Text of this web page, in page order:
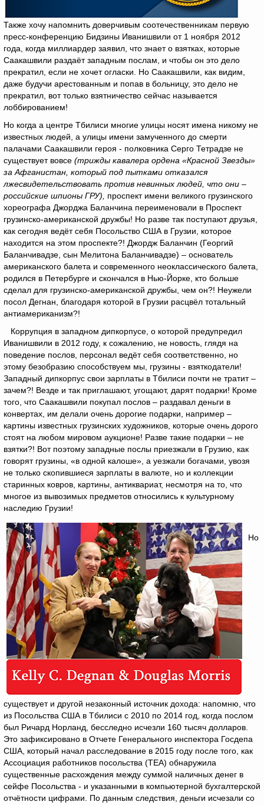
Также хочу напомнить доверчивым соотечественникам первую
пресс-конференцию Бидзины Иванишвили от 1 ноября 2012
года, когда миллиардер заявил, что знает о взятках, которые
Саакашвили раздаёт западным послам, и чтобы он это дело
прекратил, если не хочет огласки. Но Саакашвили, как видим,
даже будучи арестованным и попав в больницу, это дело не
прекратил, вот только взятничество сейчас называется
лоббированием!
Но когда а центре Тбилиси многие улицы носят имена никому не
известных людей, а улицы имени замученного до смерти
палачами Саакашвили героя - полковника Серго Тетрадзе не
существует вовсе (трижды кавалера ордена «Красной Звезды»
за Афганистан, который под пытками отказался
лжесвидетельствовать против невинных людей, что они –
российские шпионы ГРУ),
проспект имени великого грузинского
хореографа Джорджа Баланчина переименовали в Проспект
грузинско-американской дружбы! Но разве так поступают друзья,
как сегодня ведёт себя Посольство США в Грузии, которое
находится на этом проспекте?! Джордж Баланчин (Георгий
Баланчивадзе, сын Мелитона Баланчивадзе) – основатель
американского балета и современного неоклассического балета,
родился в Петербурге и скончался в Нью-Йорке, кто больше
сделал для грузинско-американской дружбы, чем он?! Неужели
посол Дегнан, благодаря которой в Грузии расцвёл тотальный
антиамериканизм?!
Коррупция в западном дипкорпусе, о которой предупредил
Иванишвили в 2012 году, к сожалению, не новость, глядя на
поведение послов, персонал ведёт себя соответственно, но
этому безобразию способствуем мы, грузины - взяткодатели!
Западный дипкорпус свои зарплаты в Тбилиси почти не тратит –
зачем?! Везде и так приглашают, угощают, дарят подарки! Кроме
того, что Саакашвили покупал послов – раздавал деньги в
конвертах, им делали очень дорогие подарки, например –
картины известных грузинских художников, которые очень дорого
стоят на любом мировом аукционе! Разве такие подарки – не
взятки?! Вот поэтому западные послы приезжали в Грузию, как
говорят грузины, «в одной калоше», а уезжали богачами, увозя
не только скопившиеся зарплаты в валюте, но и коллекции
старинных ковров, картины, антиквариат, несмотря на то, что
многое из вывозимых предметов относились к культурному
наследию Грузии!
Но
существует и другой незаконный источник дохода: напомню, что
из Посольства США в Тбилиси с 2010 по 2014 год, когда послом
был Ричард Норланд, бесследно исчезли 160 тысяч долларов.
Это зафиксировано в Отчете Генерального инспектора Госдепа
США, который начал расследование в 2015 году после того, как
Ассоциация работников посольства (TEA) обнаружила
существенные расхождения между суммой наличных денег в
сейфе Посольства - и указанными в компьютерной бухгалтерской
отчётности цифрами. По данным следствия, деньги исчезали со